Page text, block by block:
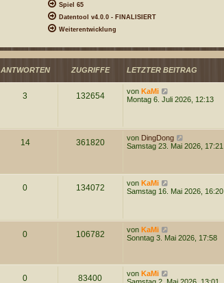
Spiel 65
Datentool v4.0.0 - FINALISIERT
Weiterentwicklung
ANTWORTEN ZUGRIFFE LETZTER BEITRAG
3 132654 von KaMi
e
t
e
r
i
r
Montag 6. Juli 2026, 12:13
14 361820 von DingDong
e
r
i
r
Samstag 23. Mai 2026, 17:21
0 134072 von KaMi
e
t
r
i
r
Samstag 16. Mai 2026, 16:20
0 106782 von KaMi
e
e
Sonntag 3. Mai 2026, 17:58
0 83400 von KaMi
e
Samstag 2. Mai 2026, 13:01